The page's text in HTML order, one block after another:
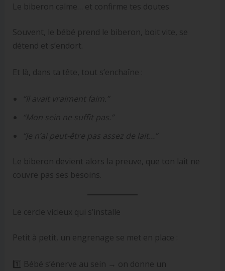
Le biberon calme… et confirme tes doutes
Souvent, le bébé prend le biberon, boit vite, se
détend et s’endort.
Et là, dans ta tête, tout s’enchaîne :
“Il avait vraiment faim.”
“Mon sein ne suffit pas.”
“Je n’ai peut-être pas assez de lait…”
Le biberon devient alors la preuve, que ton lait ne
couvre pas ses besoins.
Le cercle vicieux qui s’installe
Petit à petit, un engrenage se met en place :
1️⃣ Bébé s’énerve au sein → on donne un